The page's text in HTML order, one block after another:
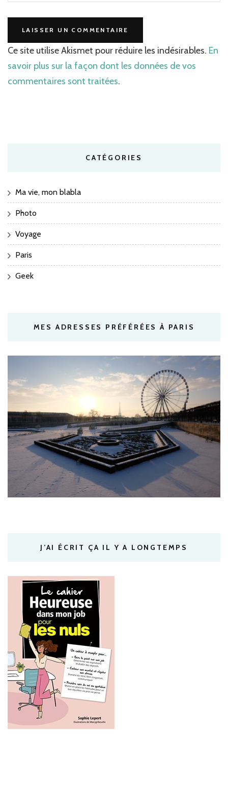
Ce site utilise Akismet pour réduire les indésirables. En
savoir plus sur la façon dont les données de vos
commentaires sont traitées.
CATÉGORIES
Ma vie, mon blabla
Photo
Voyage
Paris
Geek
MES ADRESSES PRÉFÉRÉES À PARIS
J’AI ÉCRIT ÇA IL Y A LONGTEMPS